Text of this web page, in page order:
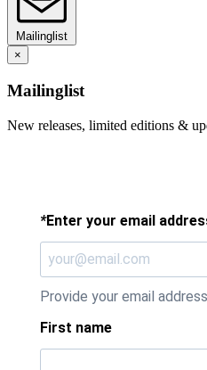
Mailinglist
×
Mailinglist
New releases, limited editions &
Enter your email
*
Provide your email
First name